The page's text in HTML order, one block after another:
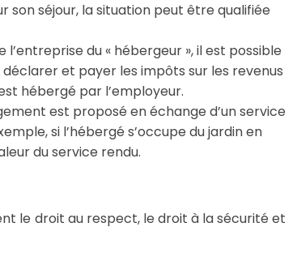
son séjour, la situation peut être qualifiée
l’entreprise du « hébergeur », il est possible
et payer les impôts sur les revenus
hébergé par l’employeur.
est proposé en échange d’un service
si l’hébergé s’occupe du jardin en
du service rendu.
le droit au respect, le droit à la sécurité et